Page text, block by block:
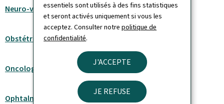
essentiels sont utilisés à des fins statistiques
et seront activés uniquement si vous les
acceptez. Consulter notrepolitique de
confidentialité.
J'ACCEPTE
JE REFUSE
Neuro-vasculaire niveau 2
Obstétrique
Oncologie
Ophtalmologie spécialisée